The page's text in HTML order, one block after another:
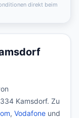
direkt beim
Kamsdorf. Zu
, Vodafone und